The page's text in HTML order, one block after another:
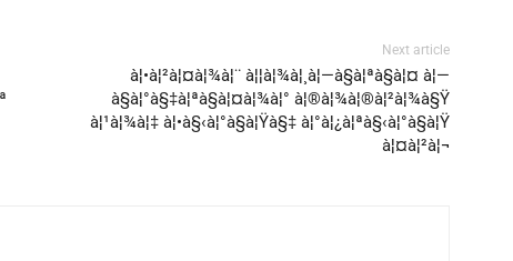
Next article
à¦•à¦²à¦¤à¦¾à¦¨ à¦¦à¦¾à¦¸à¦—à§à¦ªà§à¦¤ à¦—
à§à¦°à§‡à¦ªà§à¦¤à¦¾à¦° à¦®à¦¾à¦®à¦²à¦¾à§Ÿ
à¦¹à¦¾à¦‡ à¦•à§‹à¦°à§à¦Ÿà§‡ à¦°à¦¿à¦ªà§‹à¦°à§à¦Ÿ
à¦¤à¦²à¦¬